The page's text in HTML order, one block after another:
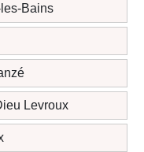
Bains
Levroux